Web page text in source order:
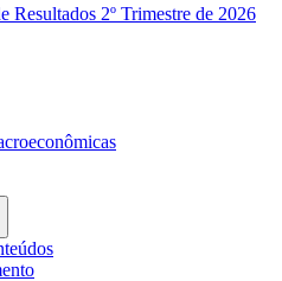
Resultados 2º Trimestre de 2026